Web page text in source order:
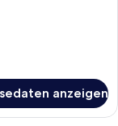
anzeigen